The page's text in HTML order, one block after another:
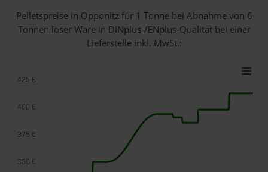
Pelletspreise in Opponitz für 1 Tonne bei Abnahmevon 6
Tonnen loser Warein DINplus-/ENplus-Qualität bei einer
Lieferstelle inkl. MwSt.:
350 €
375 €
400 €
425 €